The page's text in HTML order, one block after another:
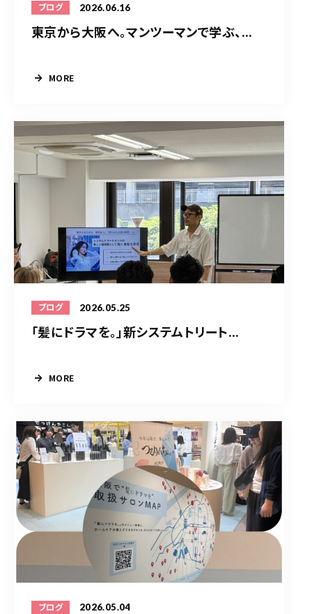
ブログ 2026.06.16
東京から大阪へ。マンツーマンで学ぶ、...
MORE
ブログ 2026.05.25
「髪にドラマを。」新システムトリート...
MORE
ブログ 2026.05.04